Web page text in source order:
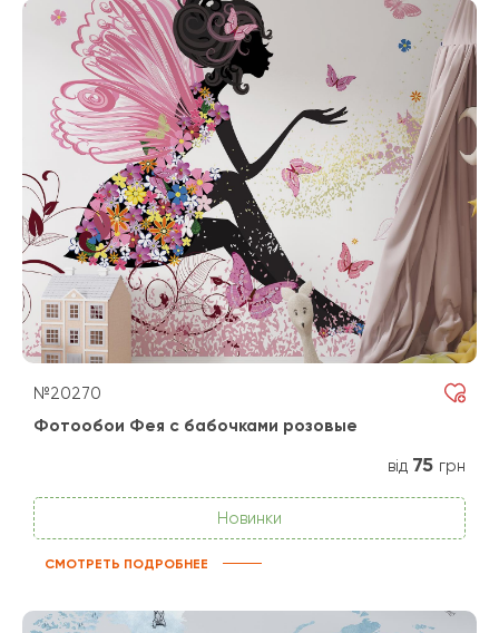
№20270
Фотообои Фея с бабочками розовые
від 75 грн
Новинки
СМОТРЕТЬ ПОДРОБНЕЕ